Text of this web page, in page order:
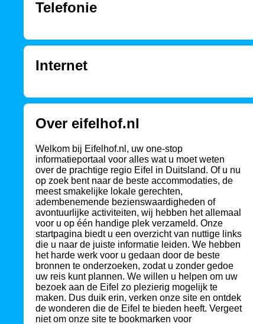
Telefonie
Internet
Over eifelhof.nl
Welkom bij Eifelhof.nl, uw one-stop
informatieportaal voor alles wat u moet weten
over de prachtige regio Eifel in Duitsland. Of u nu
op zoek bent naar de beste accommodaties, de
meest smakelijke lokale gerechten,
adembenemende bezienswaardigheden of
avontuurlijke activiteiten, wij hebben het allemaal
voor u op één handige plek verzameld. Onze
startpagina biedt u een overzicht van nuttige links
die u naar de juiste informatie leiden. We hebben
het harde werk voor u gedaan door de beste
bronnen te onderzoeken, zodat u zonder gedoe
uw reis kunt plannen. We willen u helpen om uw
bezoek aan de Eifel zo plezierig mogelijk te
maken. Dus duik erin, verken onze site en ontdek
de wonderen die de Eifel te bieden heeft. Vergeet
niet om onze site te bookmarken voor